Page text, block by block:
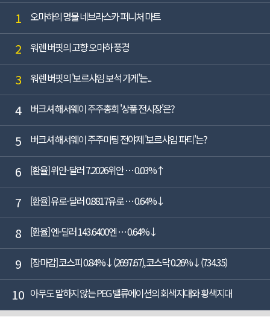
1 오마하의 명물 네브라스카 퍼니처 마트
2 워렌 버핏의 고향 오마하 풍경
3 워렌 버핏의 '보르샤임 보석 가게'는...
4 버크셔 해서웨이 주주총회 '상품 전시장'은?
5 버크셔 해서웨이 주주미팅 전야제 '보르샤임 파티'는?
6 [환율] 위안-달러 7.2026위안 … 0.03%↑
7 [환율] 유로-달러 0.8817유로 … 0.64%↓
8 [환율] 엔-달러 143.6400엔 … 0.64%↓
9 [장마감] 코스피 0.84%↓(2697.67), 코스닥 0.26%↓(734.35)
10 아무도 말하지 않는 PEG 밸류에이션의 회색지대와 황색지대